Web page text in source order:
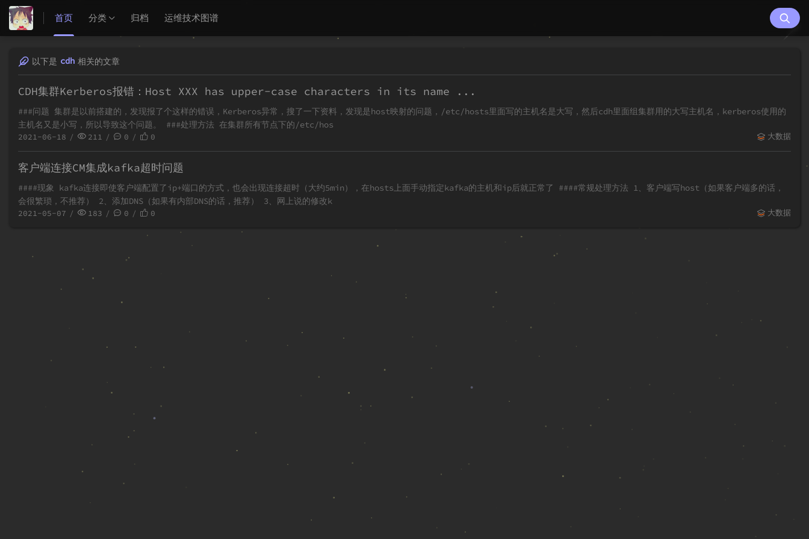
首页 分类 归档 运维技术图谱
以下是 cdh 相关的文章
CDH集群Kerberos报错：Host XXX has upper-case characters in its name ...
###问题 集群是以前搭建的，发现报了个这样的错误，Kerberos异常，搜了一下资料，发现是host映射的问题，/etc/hosts里面写的主机名是大写，然后cdh里面组集群用的大写主机名，kerberos使用的
主机名又是小写，所以导致这个问题。 ###处理方法 在集群所有节点下的/etc/hos
2021-06-18 211 0 0 大数据
客户端连接CM集成kafka超时问题
####现象 kafka连接即使客户端配置了ip+端口的方式，也会出现连接超时（大约5min），在hosts上面手动指定kafka的主机和ip后就正常了 ####常规处理方法 1、客户端写host（如果客户端多的话，
会很繁琐，不推荐） 2、添加DNS（如果有内部DNS的话，推荐） 3、网上说的修改k
2021-05-07 183 0 0 大数据